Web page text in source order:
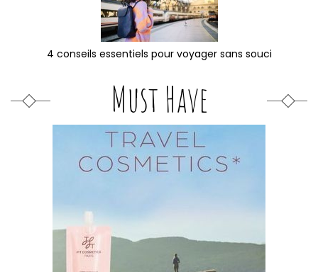
4 conseils essentiels pour voyager sans souci
Must Have